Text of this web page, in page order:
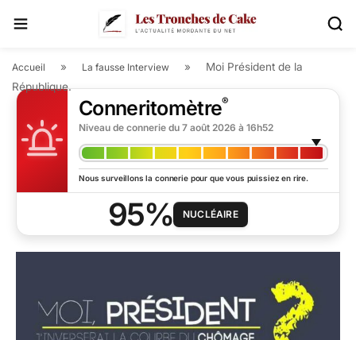
Accueil » La fausse Interview »
Moi Président de la
République.
Conneritomètre®
Niveau de connerie du 7 août 2026 à 16h52
Nous surveillons la connerie pour que vous puissiez en rire.
95% NUCLÉAIRE